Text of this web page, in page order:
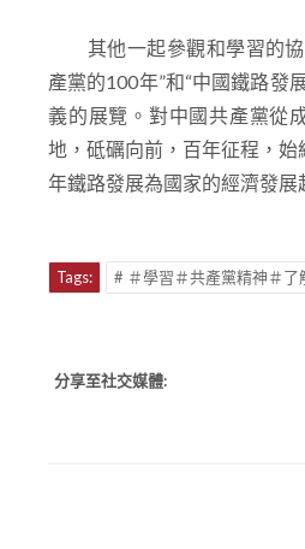
其他一起參觀和學習的協
產黨的100年”和“中國鐵路發
義的展覽。對中國共產黨從